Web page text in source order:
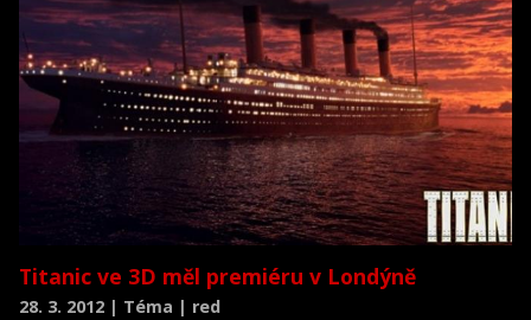
Titanic ve 3D měl premiéru v Londýně
28. 3. 2012 | Téma | red